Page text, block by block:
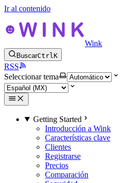
Ir al contenido
Wink
BuscarCtrlK
RSS
Seleccionar tema
Getting Started
Introducción a Wink
Características clave
Clientes
Registrarse
Precios
Comparación